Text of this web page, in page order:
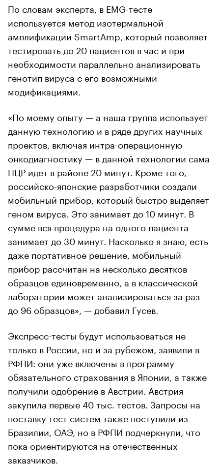
По словам эксперта, в EMG-тесте
используется метод изотермальной
амплификации SmartAmp, который позволяет
тестировать до 20 пациентов в час и при
необходимости параллельно анализировать
генотип вируса с его возможными
модификациями.
«По моему опыту — а наша группа использует
данную технологию и в ряде других научных
проектов, включая интра-операционную
онкодиагностику — в данной технологии сама
ПЦР идет в районе 20 минут. Кроме того,
российско-японские разработчики создали
мобильный прибор, который быстро выделяет
геном вируса. Это занимает до 10 минут. В
сумме вся процедура на одного пациента
занимает до 30 минут. Насколько я знаю, есть
даже портативное решение, мобильный
прибор рассчитан на несколько десятков
образцов единовременно, а в классической
лаборатории может анализироваться за раз
до 96 образцов», — добавил Гусев.
Экспресс-тесты будут использоваться не
только в России, но и за рубежом, заявили в
РФПИ: они уже включены в программу
обязательного страхования в Японии, а также
получили одобрение в Австрии. Австрия
закупила первые 40 тыс. тестов. Запросы на
поставку тест систем также поступили из
Бразилии, ОАЭ, но в РФПИ подчеркнули, что
пока ориентируются на отечественных
заказчиков.